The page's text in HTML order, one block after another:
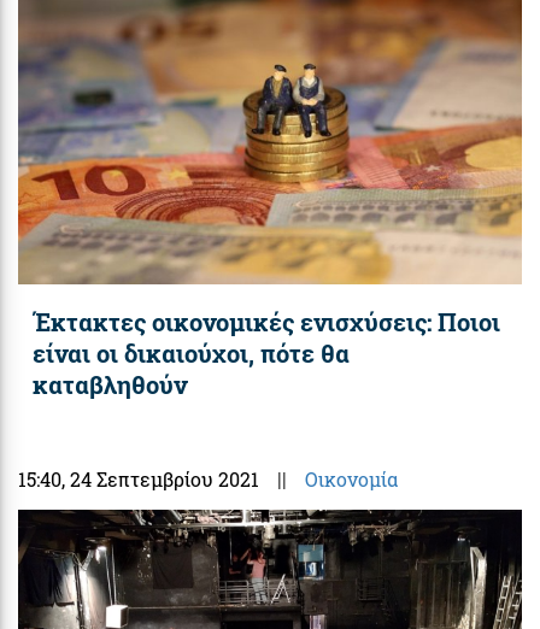
Έκτακτες οικονομικές ενισχύσεις: Ποιοι
είναι οι δικαιούχοι, πότε θα
καταβληθούν
15:40, 24 Σεπτεμβρίου 2021 || Οικονομία